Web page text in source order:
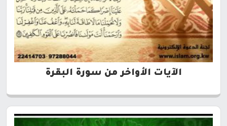
الآيات الأواخر من سورة البقرة